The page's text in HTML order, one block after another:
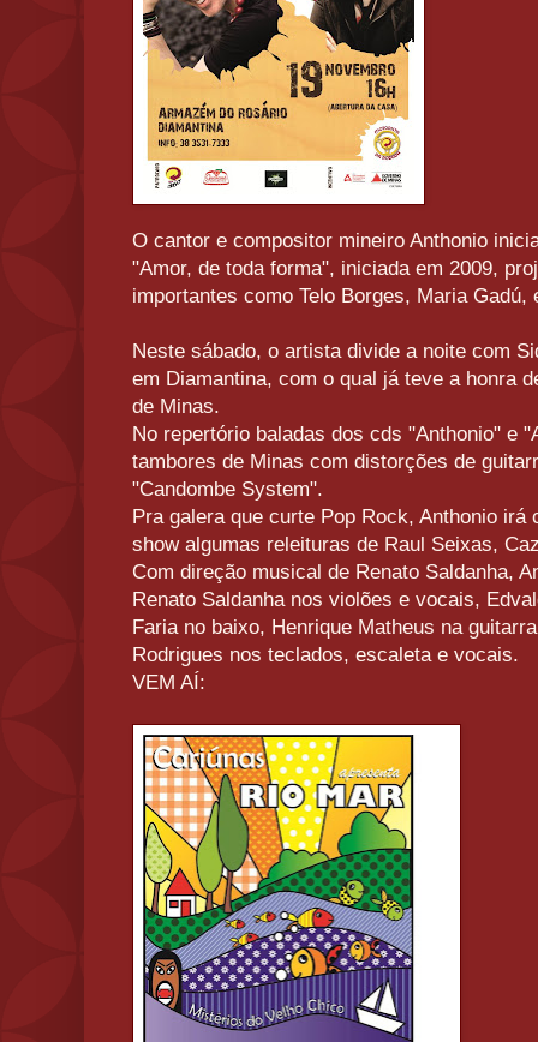
O cantor e compositor mineiro Anthonio
"Amor, de toda forma", iniciada em 2009,
importantes como Telo Borges, Maria Gadú,
Neste sábado, o artista divide a noite com
em Diamantina, com o qual já teve a honra
de Minas.
No repertório baladas dos cds "Anthonio" e
tambores de Minas com distorções de
"Candombe System".
Pra galera que curte Pop Rock, Anthonio irá
show algumas releituras de Raul Seixas,
Com direção musical de Renato Saldanha,
Renato Saldanha nos violões e vocais,
Faria no baixo, Henrique Matheus na
Rodrigues nos teclados, escaleta e vocais.
VEM AÍ: